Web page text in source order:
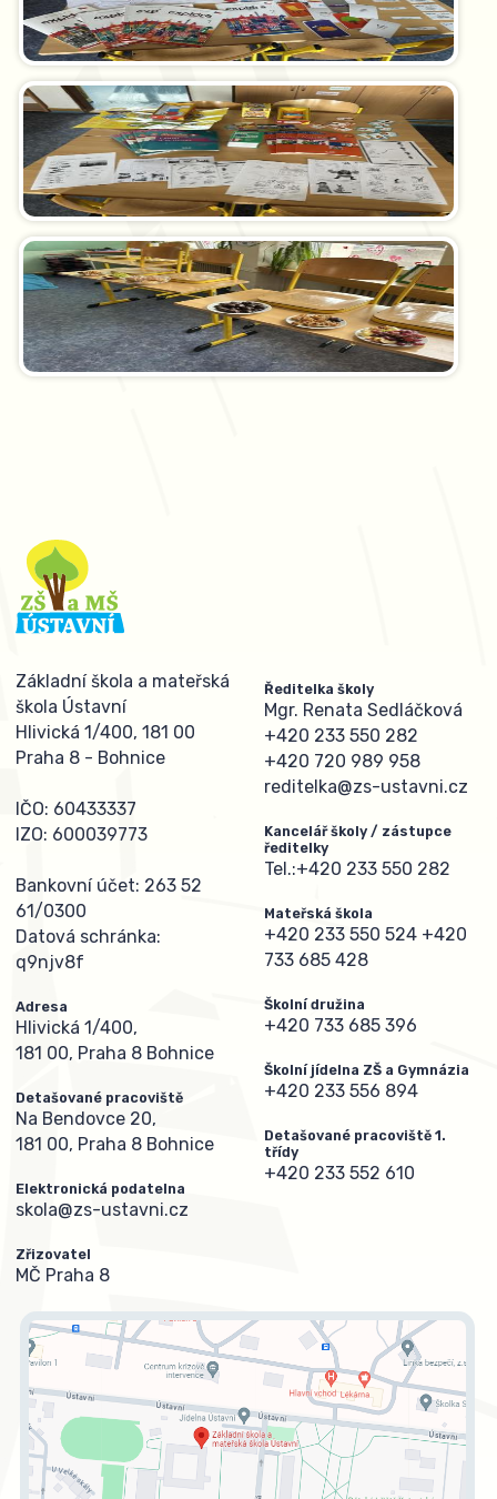
Základní škola a mateřská
škola Ústavní
Hlivická 1/400, 181 00
Praha 8 - Bohnice
IČO: 60433337
IZO: 600039773
Bankovní účet: 263 52
61/0300
Datová schránka:
q9njv8f
Adresa
Hlivická 1/400,
181 00, Praha 8 Bohnice
Detašované pracoviště
Na Bendovce 20,
181 00, Praha 8 Bohnice
Elektronická podatelna
skola@zs-ustavni.cz
Zřizovatel
MČ Praha 8
Ředitelka školy
Mgr. Renata Sedláčková
+420 233 550 282
+420 720 989 958
reditelka@zs-ustavni.cz
Kancelář školy / zástupce
ředitelky
Tel.:+420 233 550 282
Mateřská škola
+420 233 550 524 +420
733 685 428
Školní družina
+420 733 685 396
Školní jídelna ZŠ a Gymnázia
+420 233 556 894
Detašované pracoviště 1.
třídy
+420 233 552 610